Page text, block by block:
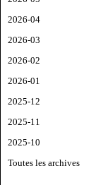
2026-04
2026-03
2026-02
2026-01
2025-12
2025-11
2025-10
Toutes les archives